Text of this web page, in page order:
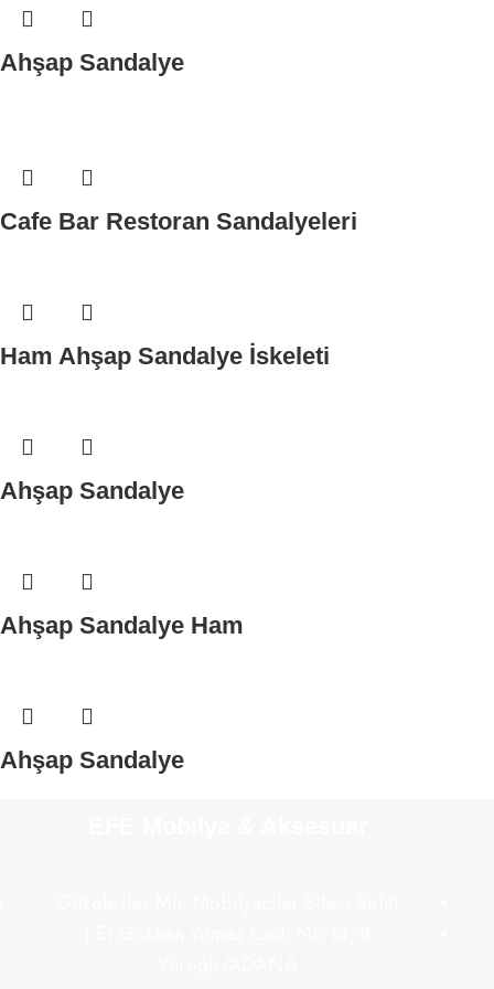
Ahşap Sandalye
Cafe Bar Restoran Sandalyeleri
Ham Ahşap Sandalye İskeleti
Ahşap Sandalye
Ahşap Sandalye Ham
Ahşap Sandalye